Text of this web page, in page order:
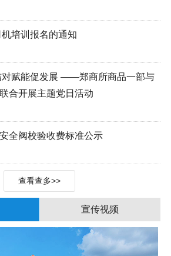
培训报名的通知
对赋能促发展 ——郑商所商品一部与
合开展主题党日活动
全阀校验收费标准公示
查看查多>>
宣传视频